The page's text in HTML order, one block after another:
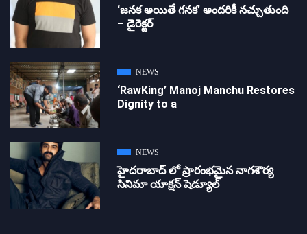
‘జ‌న‌క అయితే గ‌న‌క‌’ అందరికీ నచ్చుతుంది
– డైరెక్ట‌ర్
NEWS
‘RawKing’ Manoj Manchu Restores
Dignity to a
NEWS
హైదరాబాద్ లో ప్రారంభమైన నాగశౌర్య
సినిమా యాక్షన్ షెడ్యూల్